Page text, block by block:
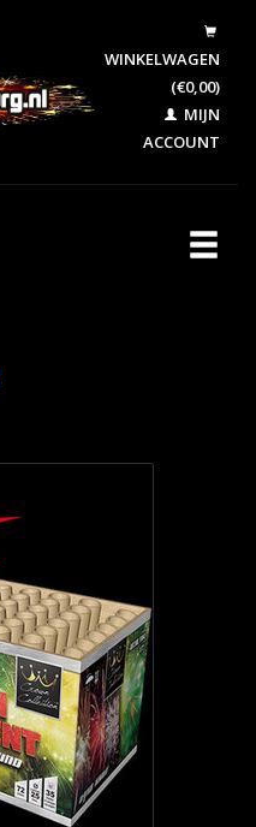
WINKELWAGEN
(€0,00)
MIJN
ACCOUNT